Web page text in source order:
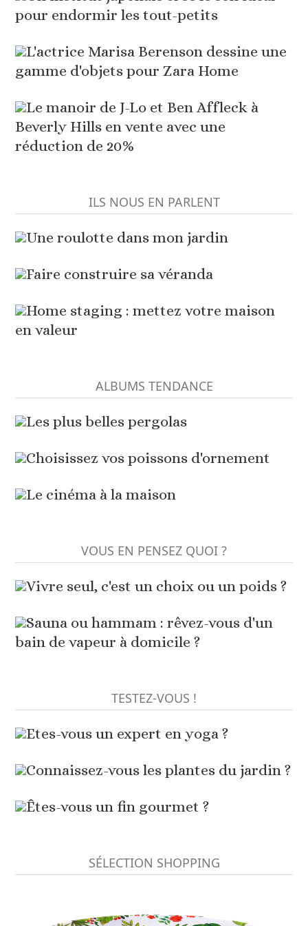
pour endormir les tout-petits
L'actrice Marisa Berenson dessine une
gamme d'objets pour Zara Home
Le manoir de J-Lo et Ben Affleck à
Beverly Hills en vente avec une
réduction de 20%
ILS NOUS EN PARLENT
Une roulotte dans mon jardin
Faire construire sa véranda
Home staging : mettez votre maison
en valeur
ALBUMS TENDANCE
Les plus belles pergolas
Choisissez vos poissons d'ornement
Le cinéma à la maison
VOUS EN PENSEZ QUOI ?
Vivre seul, c'est un choix ou un poids ?
Sauna ou hammam : rêvez-vous d'un
bain de vapeur à domicile ?
TESTEZ-VOUS !
Etes-vous un expert en yoga ?
Connaissez-vous les plantes du jardin ?
Êtes-vous un fin gourmet ?
SÉLECTION SHOPPING